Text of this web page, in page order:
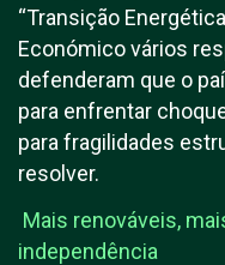
“Transição
Económico vários
defenderam que o
para enfrentar
para fragilidades
resolver.
Mais renováveis,
independência